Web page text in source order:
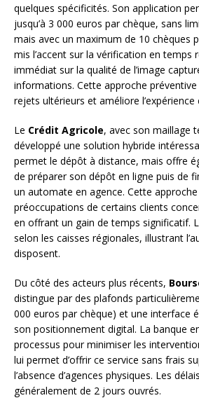
quelques spécificités. Son application
jusqu’à 3 000 euros par chèque, sans
mais avec un maximum de 10 chèques
mis l’accent sur la vérification en temps
immédiat sur la qualité de l’image
informations. Cette approche
rejets ultérieurs et améliore l’expérience
Le Crédit Agricole, avec son maillage
développé une solution hybride
permet le dépôt à distance, mais offre
de préparer son dépôt en ligne puis de
un automate en agence. Cette
préoccupations de certains clients
en offrant un gain de temps significatif.
selon les caisses régionales, illustrant
disposent.
Du côté des acteurs plus récents,
distingue par des plafonds
000 euros par chèque) et une interface
son positionnement digital. La banque
processus pour minimiser les
lui permet d’offrir ce service sans frais
l’absence d’agences physiques. Les
généralement de 2 jours ouvrés.